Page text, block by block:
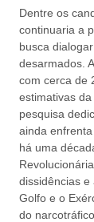
Dentre os
continuaria a
busca
desarmados.
com cerca de
estimativas
pesquisa
ainda
há uma
dissidências
Golfo e o
do